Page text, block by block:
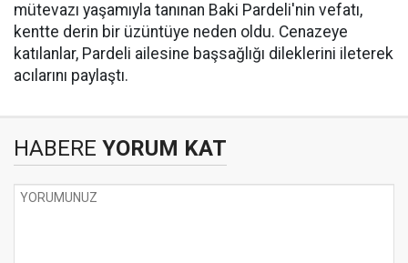
mütevazı yaşamıyla tanınan Baki Pardeli'nin vefatı,
kentte derin bir üzüntüye neden oldu. Cenazeye
katılanlar, Pardeli ailesine başsağlığı dileklerini ileterek
acılarını paylaştı.
HABERE YORUM KAT